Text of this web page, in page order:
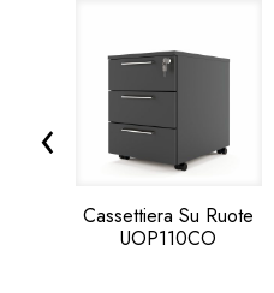
Cassettiera Su Ruote
UOP110CO
‹